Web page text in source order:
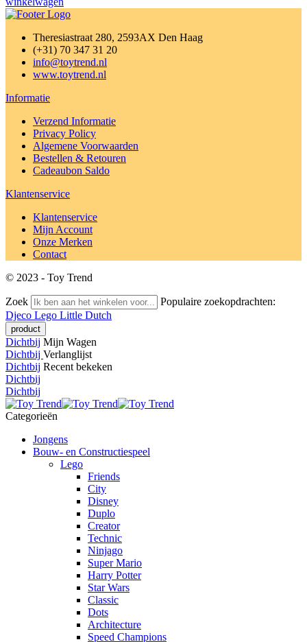
Theresiastraat 280, 2593AX Den Haag
(+31) 70 347 31 20
info@toytrend.nl
www.toytrend.nl
Informatie
Verzend Informatie
Privacy Policy
Algemene Voorwaarden
Bestellen & Retouren
Cadeaubon Saldo
Klantenservice
Klantenservice
Mijn Account
Onze Merken
Contact
© 2023 - Toy Trend
Zoek
Populaire zoekopdrachten:
Djeco Lego Little Dutch
Dichtbij Mijn Wagen
Dichtbij Verlanglijst
Dichtbij Recent bekeken
Dichtbij
Dichtbij
Categorieën
Jongens
Bouw- en Constructiespeel
Lego
Friends
City
Disney
Duplo
Creator
Technic
Ninjago
Super Mario
Harry Potter
Star Wars
Classic
Dots
Architecture
Speed Champions